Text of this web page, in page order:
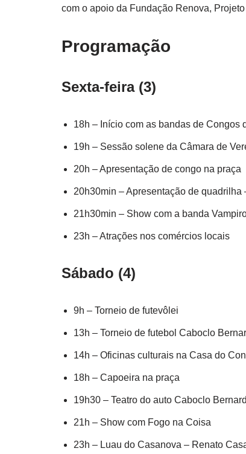
com o apoio da Fundação Renova,
Programação
Sexta-feira (3)
18h – Início com as bandas de Congos
19h – Sessão solene da Câmara de
20h – Apresentação de congo na praça
20h30min – Apresentação de quadrilha
21h30min – Show com a banda
23h – Atrações nos comércios locais
Sábado (4)
9h – Torneio de futevôlei
13h – Torneio de futebol Caboclo
14h – Oficinas culturais na Casa do
18h – Capoeira na praça
19h30 – Teatro do auto Caboclo
21h – Show com Fogo na Coisa
23h – Luau do Casanova – Renato